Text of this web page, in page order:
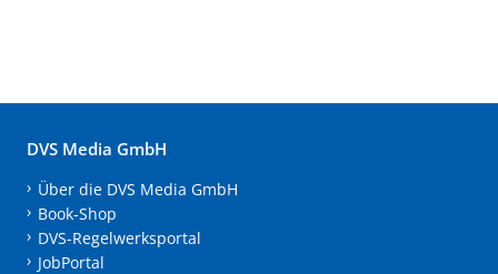
DVS Media GmbH
Über die DVS Media GmbH
Book-Shop
DVS-Regelwerksportal
JobPortal